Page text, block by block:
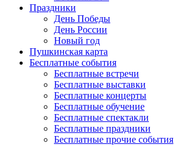
Праздники
День Победы
День России
Новый год
Пушкинская карта
Бесплатные события
Бесплатные встречи
Бесплатные выставки
Бесплатные концерты
Бесплатные обучение
Бесплатные спектакли
Бесплатные праздники
Бесплатные прочие события